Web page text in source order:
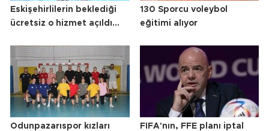
Eskişehirlilerin beklediği
ücretsiz o hizmet açıldı...
130 Sporcu voleybol
eğitimi alıyor
Odunpazarıspor kızları
FIFA'nın, FFE planı iptal